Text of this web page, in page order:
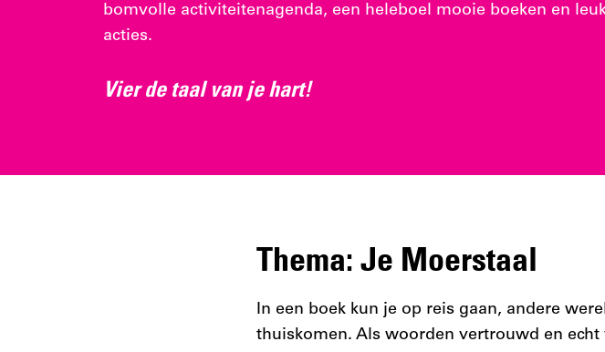
bomvolle activiteitenagenda, een heleboel mooie boeken en
acties.
Vier de taal van je hart!
Thema: Je Moerstaal
In een boek kun je op reis gaan, andere
thuiskomen. Als woorden vertrouwd en